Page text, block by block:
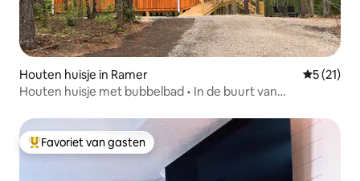
Houten huisje in Ramer
5 (21)
Houten huisje met bubbelbad • In de buurt van
Topfavoriet van gasten
Favoriet van gasten